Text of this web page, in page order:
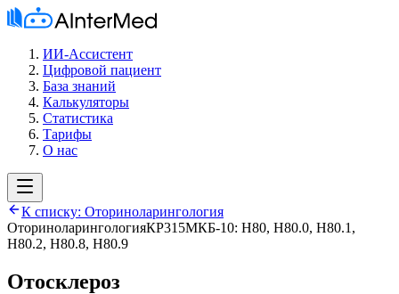
ИИ-Ассистент
Цифровой пациент
База знаний
Калькуляторы
Статистика
Тарифы
О нас
К списку: Оториноларингология
ОториноларингологияКР315МКБ-10: H80, H80.0, H80.1,
H80.2, H80.8, H80.9
Отосклероз